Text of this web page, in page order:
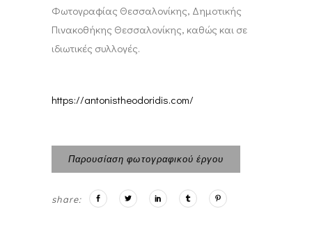
Φωτογραφίας Θεσσαλονίκης, Δημοτικής
Πινακοθήκης Θεσσαλονίκης, καθώς και σε
ιδιωτικές συλλογές.
https://antonistheodoridis.com/
Παρουσίαση φωτογραφικού έργου
share: